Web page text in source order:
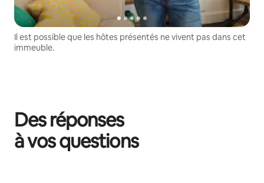
Il est possible que les hôtes présentés ne vivent pas dans cet
immeuble.
Des réponses
à vos questions